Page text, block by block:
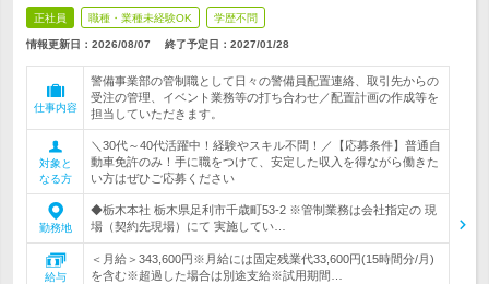
正社員 職種・業種未経験OK 学歴不問
情報更新日：2026/08/07 終了予定日： 2027/01/28
仕事内容
警備事業部の管制職として日々の警備員配置連絡、取引先からの
受注の管理、イベント業務等の打ち合わせ／配置計画の作成等を
担当していただきます。
対象と
なる方
＼30代～40代活躍中！経験やスキル不問！／【応募条件】普通自
動車免許のみ！手に職をつけて、安定した収入を得ながら働きた
い方はぜひご応募ください
勤務地
◆栃木本社 栃木県足利市千歳町53-2 ※管制業務は会社指定の 現
場（契約先現場）にて 実施してい…
給与
＜月給＞343,600円※月給には固定残業代33,600円(15時間分/月)
を含む※超過した場合は別途支給※試用期間…